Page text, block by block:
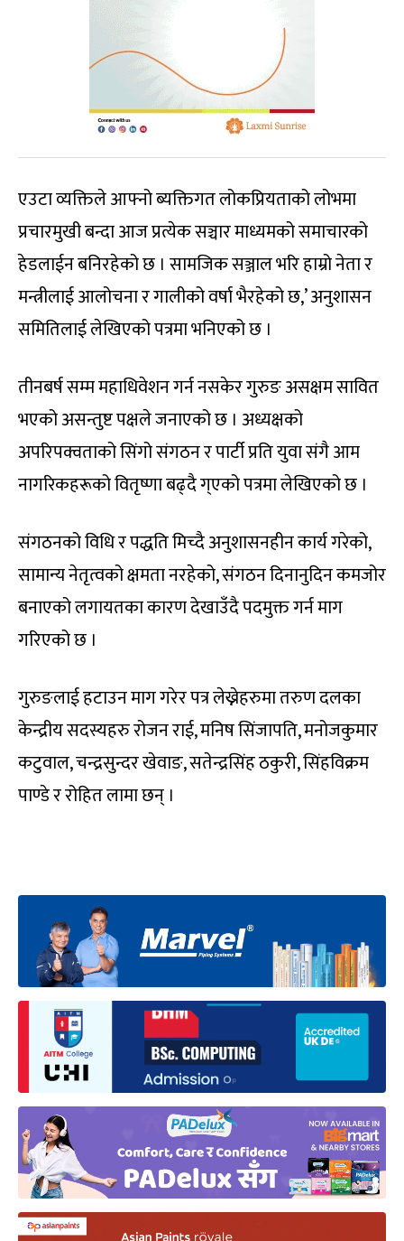
एउटा व्यक्तिले आफ्नो ब्यक्तिगत लोकप्रियताको लोभमा
प्रचारमुखी बन्दा आज प्रत्येक सञ्चार माध्यमको समाचारको
हेडलाईन बनिरहेको छ । सामजिक सञ्जाल भरि हाम्रो नेता र
मन्त्रीलाई आलोचना र गालीको वर्षा भैरहेको छ,’ अनुशासन
समितिलाई लेखिएको पत्रमा भनिएको छ ।
तीनबर्ष सम्म महाधिवेशन गर्न नसकेर गुरुङ असक्षम सावित
भएको असन्तुष्ट पक्षले जनाएको छ । अध्यक्षको
अपरिपक्वताको सिंगो संगठन र पार्टी प्रति युवा संगै आम
नागरिकहरूको वितृष्णा बढ्दै ग्एको पत्रमा लेखिएको छ ।
संगठनको विधि र पद्धति मिच्दै अनुशासनहीन कार्य गरेको,
सामान्य नेतृत्वको क्षमता नरहेको, संगठन दिनानुदिन कमजोर
बनाएको लगायतका कारण देखाउँदै पदमुक्त गर्न माग
गरिएको छ ।
गुरुङलाई हटाउन माग गरेर पत्र लेख्नेहरुमा तरुण दलका
केन्द्रीय सदस्यहरु रोजन राई, मनिष सिंजापति, मनोजकुमार
कटुवाल, चन्द्रसुन्दर खेवाङ, सतेन्द्रसिंह ठकुरी, सिंहविक्रम
पाण्डे र रोहित लामा छन् ।